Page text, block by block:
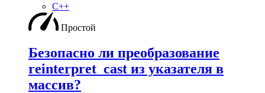
C++
Простой
Безопасно ли преобразование
reinterpret_cast из указателя в
массив?